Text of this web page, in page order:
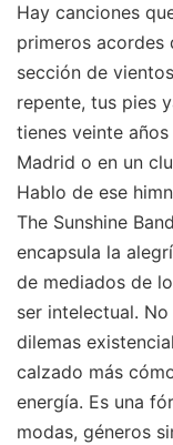
Hay canciones
primeros acordes
sección de
repente, tus pies
tienes veinte
Madrid o en un
Hablo de ese
The Sunshine
encapsula la
de mediados de
ser intelectual.
dilemas
calzado más
energía. Es una
modas, géneros